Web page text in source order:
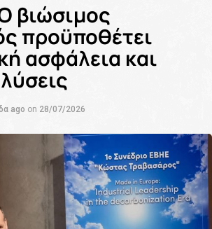
βιώσιμος
προϋποθέτει
ασφάλεια και
ago on 28/07/2026